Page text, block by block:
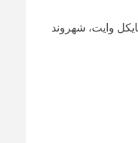
وایت⁩، شهروند